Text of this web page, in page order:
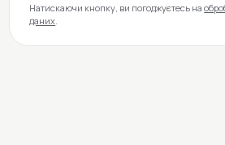
Натискаючи кнопку, ви погоджуєтесь на
даних